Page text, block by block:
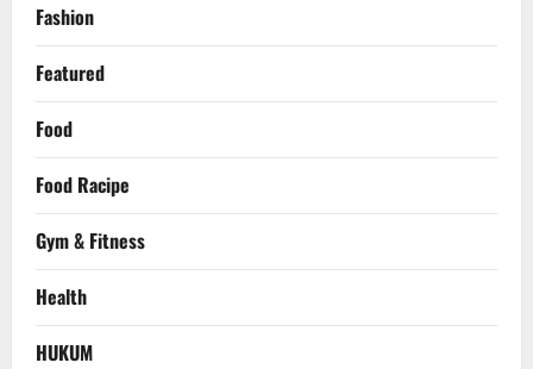
Fashion
Featured
Food
Food Racipe
Gym & Fitness
Health
HUKUM